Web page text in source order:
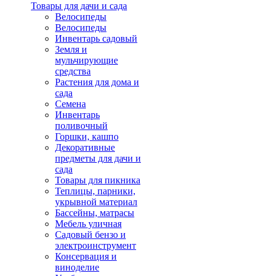
Товары для дачи и сада
Велосипеды
Велосипеды
Инвентарь садовый
Земля и
мульчирующие
средства
Растения для дома и
сада
Семена
Инвентарь
поливочный
Горшки, кашпо
Декоративные
предметы для дачи и
сада
Товары для пикника
Теплицы, парники,
укрывной материал
Бассейны, матрасы
Мебель уличная
Садовый бензо и
электроинструмент
Консервация и
виноделие